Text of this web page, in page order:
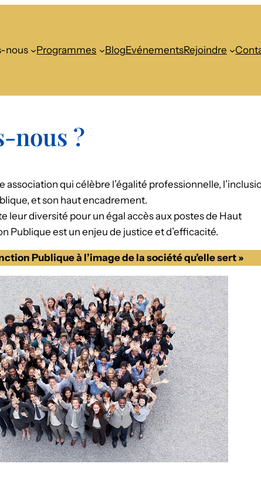
nous Programmes BlogEvénementsRejoindre
nous ?
association qui célèbre l’égalité professionnelle,
et son haut encadrement.
leur diversité pour un égal accès aux postes de Haut
Publique est un enjeu de justice et d’efficacité.
Publique à l’image de la société qu’elle sert »